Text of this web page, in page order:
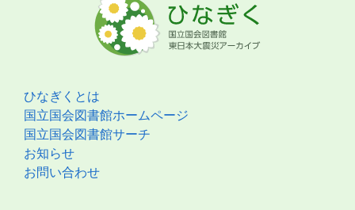
ひなぎくとは
国立国会図書館ホームページ
国立国会図書館サーチ
お知らせ
お問い合わせ